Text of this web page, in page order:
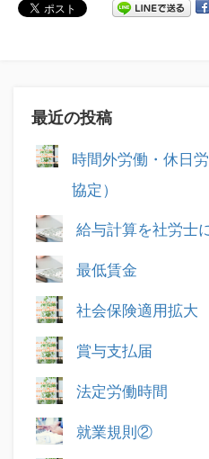
最近の投稿
時間外労働・休日
協定）
給与計算を社労士
最低賃金
社会保険適用拡大
賞与支払届
法定労働時間
就業規則②